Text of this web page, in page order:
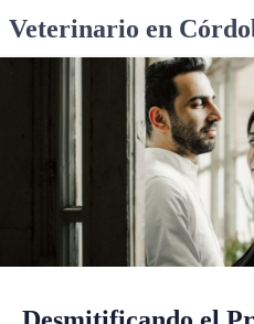
Veterinario en